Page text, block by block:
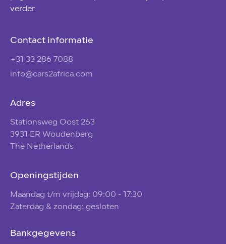
verder.
Contact informatie
+31 33 286 7088
info@cars2africa.com
Adres
Stationsweg Oost 263
3931 ER Woudenberg
The Netherlands
Openingstijden
Maandag t/m vrijdag: 09:00 - 17:30
Zaterdag & zondag: gesloten
Bankgegevens